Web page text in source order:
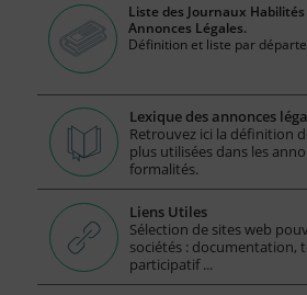
Liste des Journaux
Annonces Légales.
Définition et liste par
Lexique des annonces
Retrouvez ici la définition
plus utilisées dans les
formalités.
Liens Utiles
Sélection de sites web
sociétés : documentation,
participatif ...